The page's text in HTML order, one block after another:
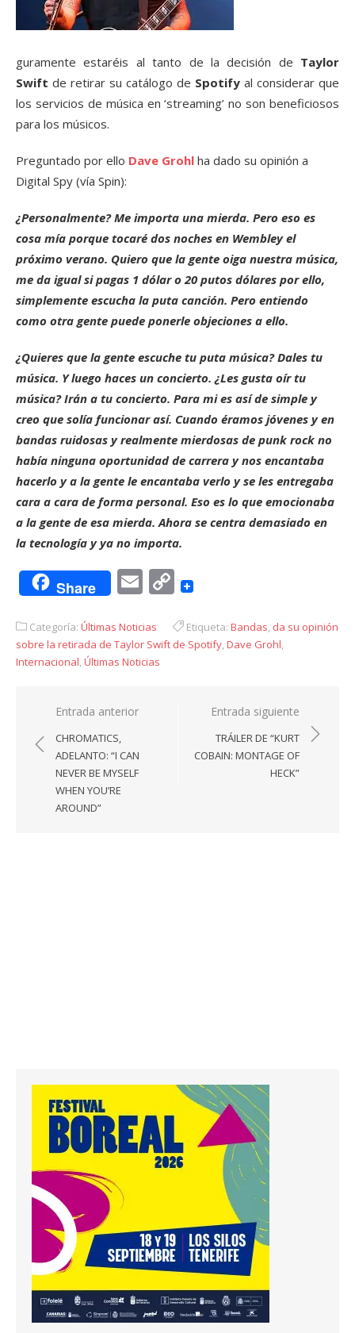
guramente estaréis al tanto de la decisión de Taylor
Swift de retirar su catálogo de Spotify al considerar que
los servicios de música en ‘streaming’ no son beneficiosos
para los músicos.
Preguntado por ello Dave Grohl ha dado su opinión a
Digital Spy (vía Spin):
¿Personalmente? Me importa una mierda. Pero eso es
cosa mía porque tocaré dos noches en Wembley el
próximo verano. Quiero que la gente oiga nuestra música,
me da igual si pagas 1 dólar o 20 putos dólares por ello,
simplemente escucha la puta canción. Pero entiendo
como otra gente puede ponerle objeciones a ello.
¿Quieres que la gente escuche tu puta música? Dales tu
música. Y luego haces un concierto. ¿Les gusta oír tu
música? Irán a tu concierto. Para mi es así de simple y
creo que solía funcionar así. Cuando éramos jóvenes y en
bandas ruidosas y realmente mierdosas de punk rock no
había ninguna oportunidad de carrera y nos encantaba
hacerlo y a la gente le encantaba verlo y se les entregaba
cara a cara de forma personal. Eso es lo que emocionaba
a la gente de esa mierda. Ahora se centra demasiado en
la tecnología y ya no importa.
Share EmailCopy
Categoría: Últimas Noticias Etiqueta: Bandas, da su opinión
sobre la retirada de Taylor Swift de Spotify,Dave Grohl,
Internacional,Últimas Noticias
Navegación
de
entradas
Entrada anterior
CHROMATICS,
ADELANTO: “I CAN
NEVER BE MYSELF
WHEN YOU’RE
AROUND”
Entrada siguiente
TRÁILER DE “KURT
COBAIN: MONTAGE OF
HECK”